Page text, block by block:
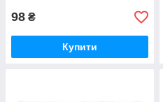
98 ₴
Купити